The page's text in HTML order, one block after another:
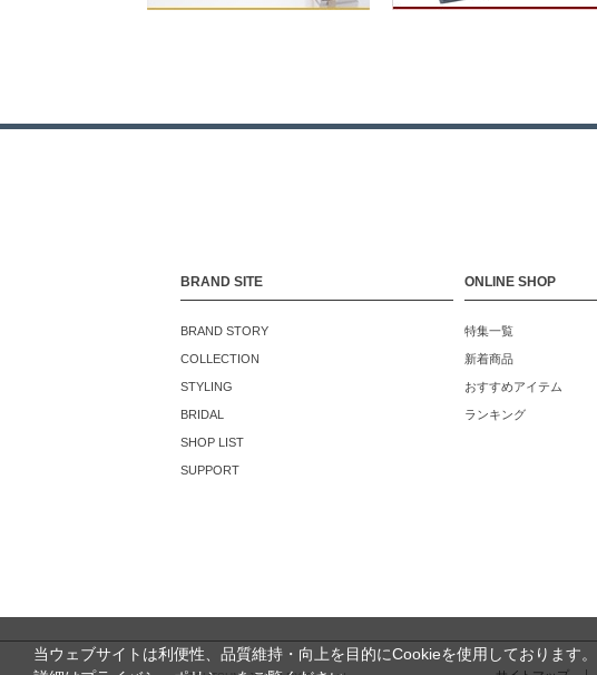
BRAND SITE
BRAND STORY
COLLECTION
STYLING
BRIDAL
SHOP LIST
SUPPORT
ONLINE SHOP
特集一覧
新着商品
おすすめアイテム
ランキング
当ウェブサイトは利便性、品質維持・向上を目的にCookieを使用しております。